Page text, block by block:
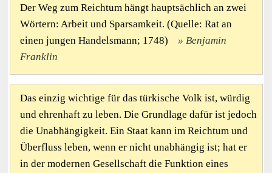
Der Weg zum Reichtum hängt hauptsächlich an zwei
Wörtern: Arbeit und Sparsamkeit. (Quelle: Rat an
einen jungen Handelsmann; 1748)
Benjamin
Franklin
Das einzig wichtige für das türkische Volk ist, würdig
und ehrenhaft zu leben. Die Grundlage dafür ist jedoch
die Unabhängigkeit. Ein Staat kann im Reichtum und
Überfluss leben, wenn er nicht unabhängig ist; hat er
in der modernen Gesellschaft die Funktion eines